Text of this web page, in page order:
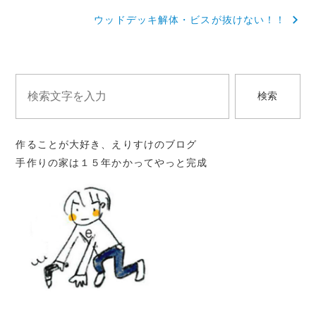
ョ
ン
ウッドデッキ解体・ビスが抜けない！！
検索
作ることが大好き、えりすけのブログ
手作りの家は１５年かかってやっと完成